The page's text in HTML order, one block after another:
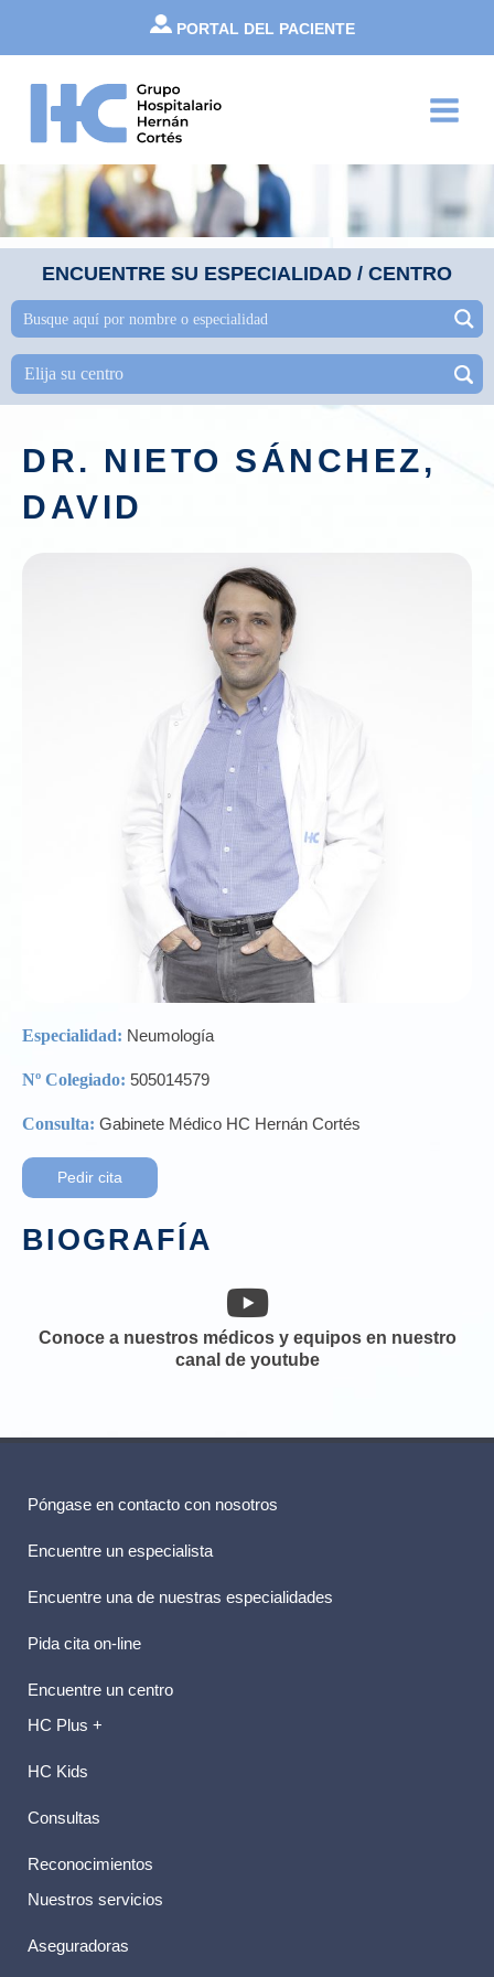
contenido
PORTAL DEL PACIENTE
Menu
ENCUENTRE SU ESPECIALIDAD / CENTRO
DR. NIETO SÁNCHEZ,
DAVID
Especialidad: Neumología
Nº Colegiado: 505014579
Consulta: Gabinete Médico HC Hernán Cortés
Pedir cita
BIOGRAFÍA
Conoce a nuestros médicos y equipos en nuestro
canal de youtube
Póngase en contacto con nosotros
Encuentre un especialista
Encuentre una de nuestras especialidades
Pida cita on-line
Encuentre un centro
HC Plus +
HC Kids
Consultas
Reconocimientos
Nuestros servicios
Aseguradoras